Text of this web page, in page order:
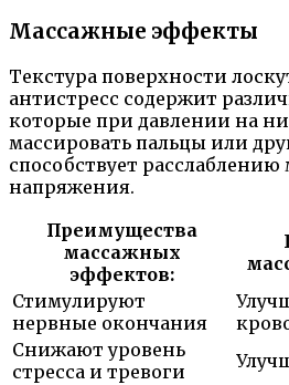
Массажные эффекты
Текстура поверхности
антистресс содержит
которые при давлении на
массировать пальцы или
способствует
напряжения.
Преимущества
массажных
эффектов:
Стимулируют
нервные окончания
Снижают уровень
стресса и тревоги